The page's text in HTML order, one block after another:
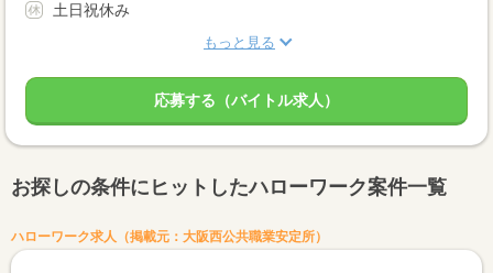
土日祝休み
もっと見る
応募する（バイトル求人）
お探しの条件にヒットしたハローワーク案件一覧
ハローワーク求人（掲載元：大阪西公共職業安定所）